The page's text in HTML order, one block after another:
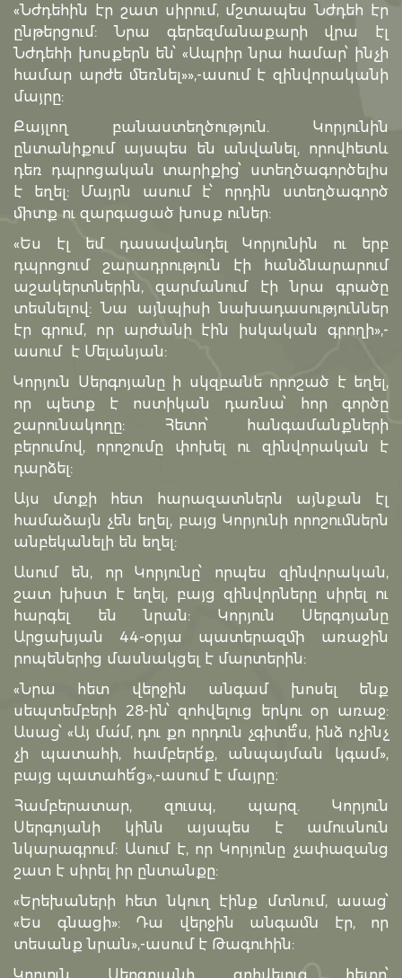
«Նժդեհին էր շատ սիրում, մշտապես Նժդեհ էր
ընթերցում: Նրա գերեզմանաքարի վրա էլ
Նժդեհի խոսքերն են՝ «Ապրիր նրա համար՝ ինչի
համար արժե մեռնել»»,-ասում է զինվորականի
մայրը:
Քայլող բանաստեղծություն. Կորյունին
ընտանիքում այսպես են անվանել, որովհետև
դեռ դպրոցական տարիքից՝ ստեղծագործելիս
է եղել: Մայրն ասում է՝ որդին ստեղծագործ
միտք ու զարգացած խոսք ուներ:
«Ես էլ եմ դասավանդել Կորյունին ու երբ
դպրոցում շարադրություն էի հանձնարարում
աշակերտներին, զարմանում էի նրա գրածը
տեսնելով: Նա այնպիսի նախադասություններ
էր գրում, որ արժանի էին իսկական գրողի»,-
ասում է Մելանյան:
Կորյուն Սերգոյանը ի սկզբանե որոշած է եղել,
որ պետք է ոստիկան դառնա՝ հոր գործը
շարունակողը: Հետո՝ հանգամանքների
բերումով, որոշումը փոխել ու զինվորական է
դարձել:
Այս մտքի հետ հարազատներն այնքան էլ
համաձայն չեն եղել, բայց Կորյունի որոշումներն
անբեկանելի են եղել:
Ասում են, որ Կորյունը՝ որպես զինվորական,
շատ խիստ է եղել, բայց զինվորները սիրել ու
հարգել են նրան: Կորյուն Սերգոյանը
Արցախյան 44-օրյա պատերազմի առաջին
րոպեներից մասնակցել է մարտերին:
«Նրա հետ վերջին անգամ խոսել ենք
սեպտեմբերի 28-ին՝ զոհվելուց երկու օր առաջ:
Ասաց՝ «Այ մա՛մ, դու քո որդուն չգիտե՞ս, ինձ ոչինչ
չի պատահի, համբերե՛ք, անպայման կգամ»,
բայց պատահե՜ց»,-ասում է մայրը։
Համբերատար, զուսպ, պարզ. Կորյուն
Սերգոյանի կինն այսպես է ամուսնուն
նկարագրում: Ասում է, որ Կորյունը չափազանց
շատ է սիրել իր ընտանքը:
«Երեխաների հետ նկուղ էինք մտնում, ասաց՝
«Ես գնացի»: Դա վերջին անգամն էր, որ
տեսանք նրան»,-ասում է Թագուհին:
Կորյուն Սերգոյանի զոհվելուց հետո՝